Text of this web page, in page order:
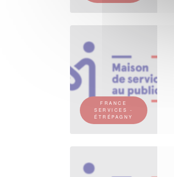
FRANCE
SERVICES -
ÉTRÉPAGNY